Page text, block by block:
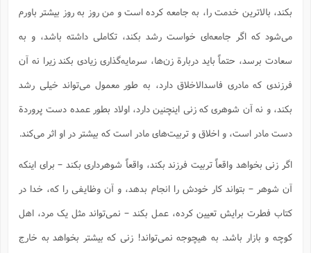
بکند، بالاترین خدمت را، به جامعه کرده است و من روز به روز بیشتر باورم
می‌شود که اگر جامعه‌ای خواست رشد بکند، تکاملی داشته باشد، و به
سعادت برسد، حتماً باید دربارة زن‌ها، سرمایه‌گذاری زیادی بکند زیرا نه آن
فرزندی که مادری فاسدالاخلاق دارد، به طور معمول می‌تواند خیلی رشد
بکند، و نه آن شوهری که زنی اینچنین دارد، اولاد بطور عمده دست پروردة
دست مادر است، و اخلاق و تربیت‌های مادر است که بیشتر در او اثر می‌کند.
اگر زنی بخواهد واقعاً تربیت فرزند بکند، واقعاً شوهرداری بکند – برای اینکه
آن شوهر – بتواند کار خودش را انجام بدهد، و آن وظایفی را که، خدا در
کتاب فطرت برایش تعیین کرده، عمل بکند – نمی‌تواند مثل یک مرد، اهل
کوچه و بازار باشد. به هیچوجه نمی‌تواند! زنی که بیشتر بخواهد به خارج